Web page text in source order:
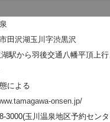
田沢湖玉川字渋黒沢
駅から羽後交通八幡平頂上行
による
onsen.jp/
3000(玉川温泉地区予約セン